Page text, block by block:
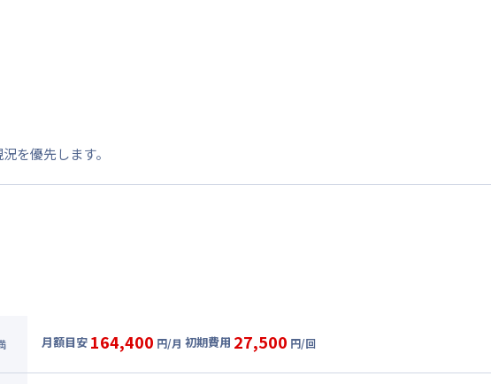
を優先します。
月額目安 164,400 円/月 初期費用 27,500 円/回